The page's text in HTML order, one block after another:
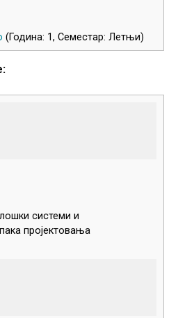
(Година: 1, Семестар: Летњи)
системи и
пројектовања